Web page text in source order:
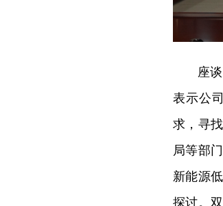
座
表示公
求，寻
局等部
新能源
探讨。